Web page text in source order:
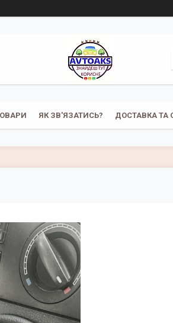
ЯК ЗВ'ЯЗАТИСЬ? ДОСТАВКА ТА